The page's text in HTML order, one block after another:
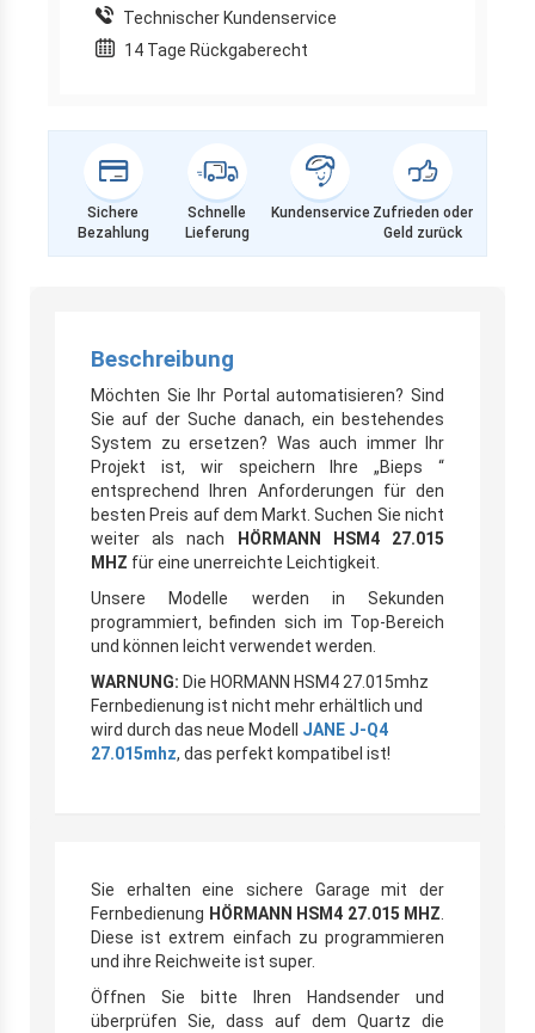
Technischer Kundenservice
14 Tage Rückgaberecht
Sichere
Bezahlung
Schnelle
Lieferung
Kundenservice Zufrieden oder
Geld zurück
Beschreibung
Möchten Sie Ihr Portal automatisieren? Sind
Sie auf der Suche danach, ein bestehendes
System zu ersetzen? Was auch immer Ihr
Projekt ist, wir speichern Ihre „Bieps “
entsprechend Ihren Anforderungen für den
besten Preis auf dem Markt. Suchen Sie nicht
weiter als nach HÖRMANN HSM4 27.015
MHZ für eine unerreichte Leichtigkeit.
Unsere Modelle werden in Sekunden
programmiert, befinden sich im Top-Bereich
und können leicht verwendet werden.
WARNUNG: Die HORMANN HSM4 27.015mhz
Fernbedienung ist nicht mehr erhältlich und
wird durch das neue Modell JANE J-Q4
27.015mhz, das perfekt kompatibel ist!
Sie erhalten eine sichere Garage mit der
Fernbedienung HÖRMANN HSM4 27.015 MHZ
Diese ist extrem einfach zu programmieren
und ihre Reichweite ist super.
Öffnen Sie bitte Ihren Handsender und
überprüfen Sie, dass auf dem Quartz die